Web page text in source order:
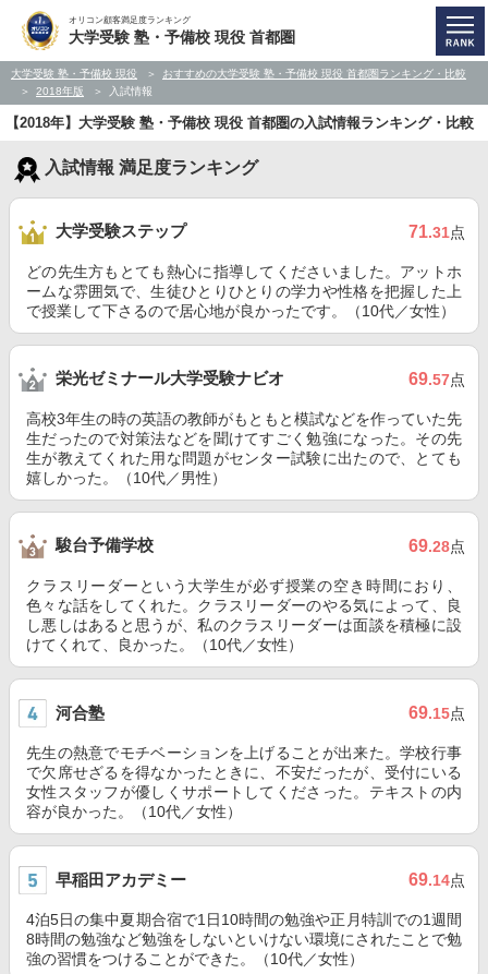
オリコン顧客満足度ランキング
大学受験 塾・予備校 現役 首都圏
大学受験 塾・予備校 現役
おすすめの大学受験 塾・予備校 現役 首都圏ランキング・比較
2018年版
入試情報
【2018年】大学受験 塾・予備校 現役 首都圏の入試情報ランキング・比較
入試情報 満足度ランキング
大学受験ステップ 71.31点
どの先生方もとても熱心に指導してくださいました。アットホ
ームな雰囲気で、生徒ひとりひとりの学力や性格を把握した上
で授業して下さるので居心地が良かったです。（10代／女性）
栄光ゼミナール大学受験ナビオ 69.57点
高校3年生の時の英語の教師がもともと模試などを作っていた先
生だったので対策法などを聞けてすごく勉強になった。その先
生が教えてくれた用な問題がセンター試験に出たので、とても
嬉しかった。（10代／男性）
駿台予備学校 69.28点
クラスリーダーという大学生が必ず授業の空き時間におり、
色々な話をしてくれた。クラスリーダーのやる気によって、良
し悪しはあると思うが、私のクラスリーダーは面談を積極に設
けてくれて、良かった。（10代／女性）
河合塾 69.15点
先生の熱意でモチベーションを上げることが出来た。学校行事
で欠席せざるを得なかったときに、不安だったが、受付にいる
女性スタッフが優しくサポートしてくださった。テキストの内
容が良かった。（10代／女性）
早稲田アカデミー 69.14点
4泊5日の集中夏期合宿で1日10時間の勉強や正月特訓での1週間
8時間の勉強など勉強をしないといけない環境にされたことで勉
強の習慣をつけることができた。（10代／女性）